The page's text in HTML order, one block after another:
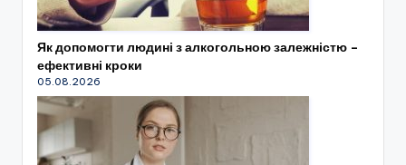
Як допомогти людині з алкогольною залежністю –
ефективні кроки
05.08.2026